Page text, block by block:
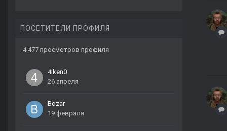
ПОСЕТИТЕЛИ ПРОФИЛЯ
4 477 просмотров профиля
4iken0
26 апреля
Bozar
19 февраля